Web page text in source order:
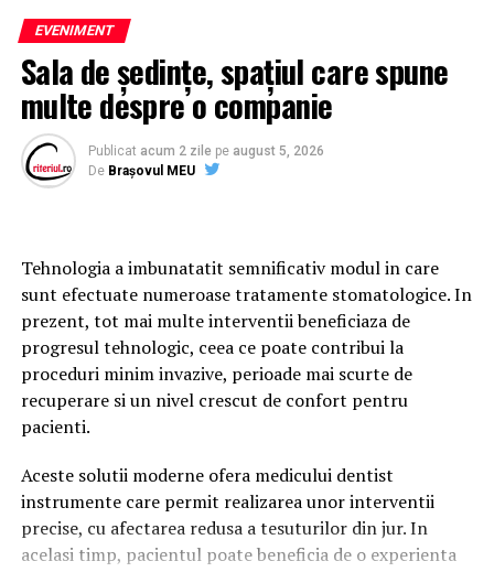
linkuri.
Este un răspuns generat de inteligența artificială.
Acest lucru înseamnă că lupta pentru vizibilitate începe
contează.
Realitatea este exact opusă.
SEO continuă să fie fundamentul oricărei strategii
digitale.
site-ul nu poate fi indexat corect;
conținutul nu poate fi descoperit eficient;
functionalitatile acestei tehnologii. Multi pacienti au
auzit despre laser dentar, insa nu toti cunosc situatiile
in care acesta poate fi folosit si avantajele pe care le
ofera.
Ce este laserul dentar si cand se foloseste in
stomatologie?
a anumitor tesuturi din cavitatea orala. In functie de
tipul procedurii si de caracteristicile aparatului,
tehnologia poate fi utilizata in cadrul mai multor
interventii stomatologice.
In majoritatea cazurilor, laserul completeaza tehnicile
stomatologice conventionale. Exista insa si situatii in
tratament, in functie de diagnosticul stabilit si de
particularitatile pacientului.
Este important de mentionat ca nu orice procedura
EVENIMENT
Sala de ședințe, spațiul care spune
multe despre o companie
Publicat acum 2 zile pe august 5, 2026
De Brașovul MEU
Tehnologia a imbunatatit semnificativ modul in care
sunt efectuate numeroase tratamente stomatologice. In
prezent, tot mai multe interventii beneficiaza de
progresul tehnologic, ceea ce poate contribui la
proceduri minim invazive, perioade mai scurte de
recuperare si un nivel crescut de confort pentru
pacienti.
Aceste solutii moderne ofera medicului dentist
instrumente care permit realizarea unor interventii
precise, cu afectarea redusa a tesuturilor din jur. In
acelasi timp, pacientul poate beneficia de o experienta